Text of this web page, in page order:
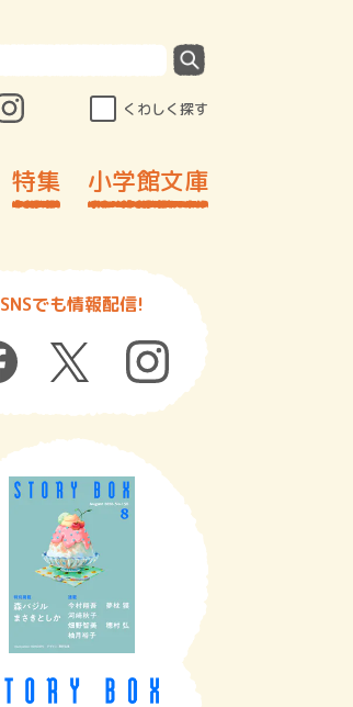
くわしく探す
特集 小学館文庫
SNSでも情報配信!